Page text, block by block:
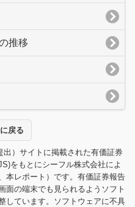
推移
戻る
）サイトに掲載された有価証券
をもとにシーフル株式会社によ
本レポート）です。有価証券報告
面の端末でも見られるようソフト
しています。ソフトウェアに不具